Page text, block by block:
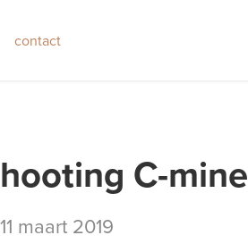
contact
C-mine
11 maart 2019